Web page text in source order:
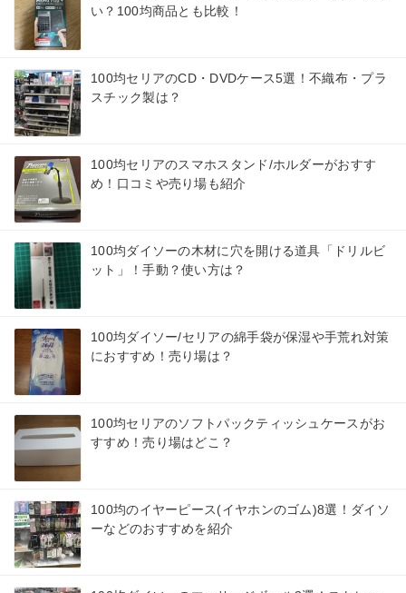
い？100均商品とも比較！
100均セリアのCD・DVDケース5選！不織布・プラ
スチック製は？
100均セリアのスマホスタンド/ホルダーがおすす
め！口コミや売り場も紹介
100均ダイソーの木材に穴を開ける道具「ドリルビ
ット」！手動？使い方は？
100均ダイソー/セリアの綿手袋が保湿や手荒れ対策
におすすめ！売り場は？
100均セリアのソフトパックティッシュケースがお
すすめ！売り場はどこ？
100均のイヤーピース(イヤホンのゴム)8選！ダイソ
ーなどのおすすめを紹介